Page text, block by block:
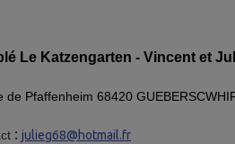
Le Katzengarten - Vincent et
de Pfaffenheim 68420
: julieg68@hotmail.fr